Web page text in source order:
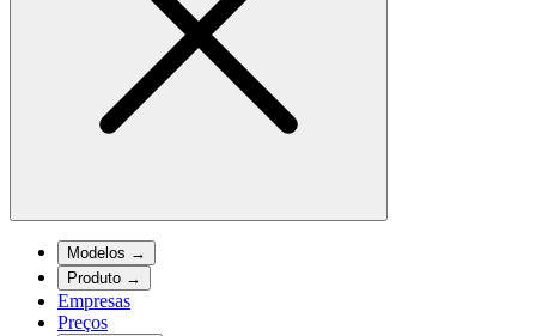
Modelos →
Produto →
Empresas
Preços